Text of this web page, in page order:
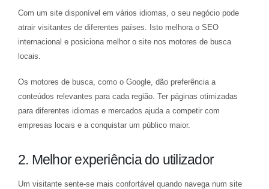
Com um site disponível em vários idiomas, o seu negócio pode
atrair visitantes de diferentes países. Isto melhora o SEO
internacional e posiciona melhor o site nos motores de busca
locais.
Os motores de busca, como o Google, dão preferência a
conteúdos relevantes para cada região. Ter páginas otimizadas
para diferentes idiomas e mercados ajuda a competir com
empresas locais e a conquistar um público maior.
2. Melhor experiência do utilizador
Um visitante sente-se mais confortável quando navega num site